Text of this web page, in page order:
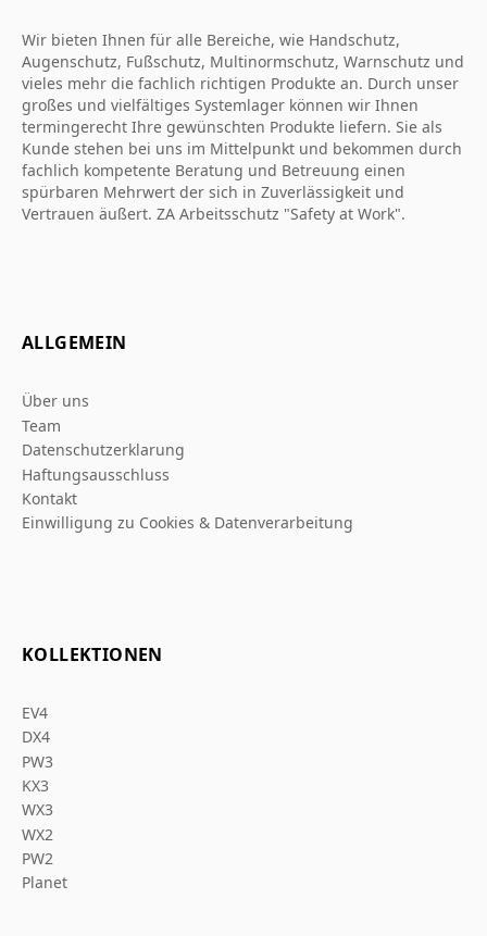
Wir bieten Ihnen für alle Bereiche, wie Handschutz,
Augenschutz, Fußschutz, Multinormschutz, Warnschutz und
vieles mehr die fachlich richtigen Produkte an. Durch unser
großes und vielfältiges Systemlager können wir Ihnen
termingerecht Ihre gewünschten Produkte liefern. Sie als
Kunde stehen bei uns im Mittelpunkt und bekommen durch
fachlich kompetente Beratung und Betreuung einen
spürbaren Mehrwert der sich in Zuverlässigkeit und
Vertrauen äußert. ZA Arbeitsschutz "Safety at Work".
ALLGEMEIN
Über uns
Team
Datenschutzerklarung
Haftungsausschluss
Kontakt
Einwilligung zu Cookies & Datenverarbeitung
KOLLEKTIONEN
EV4
DX4
PW3
KX3
WX3
WX2
PW2
Planet